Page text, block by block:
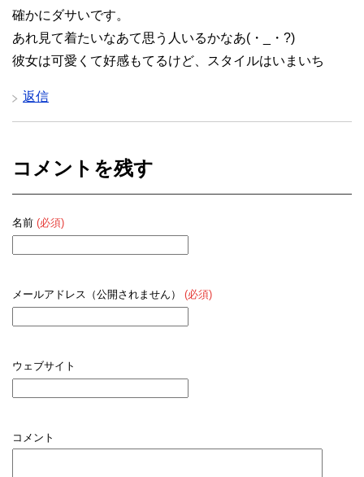
確かにダサいです。
あれ見て着たいなあて思う人いるかなあ(・_・?)
彼女は可愛くて好感もてるけど、スタイルはいまいち
返信
コメントを残す
名前 (必須)
メールアドレス（公開されません） (必須)
ウェブサイト
コメント